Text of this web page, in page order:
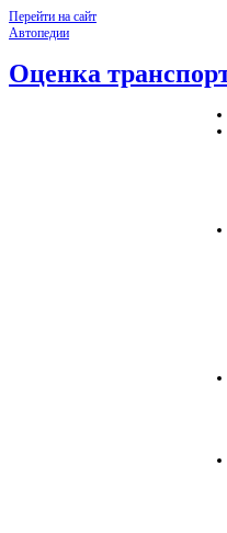
Перейти на сайт
Автопедии
Оценка